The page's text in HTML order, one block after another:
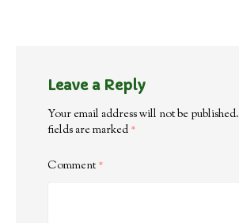
Leave a Reply
Your email address will not be published.
fields are marked *
Comment*